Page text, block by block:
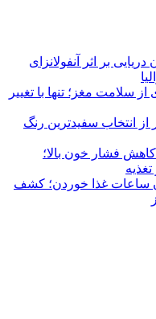
بر اثر آنفولانزای
سلامت مغز؛ تنها با تغییر
از انتخاب سفیدترین رنگ
کاهش فشار خون بالا؛
ساعات غذا خوردن؛ کشف